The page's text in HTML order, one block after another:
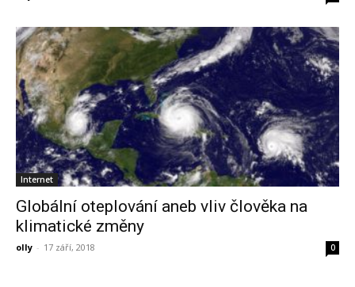
Internet
Globální oteplování aneb vliv člověka na
klimatické změny
olly - 17 září, 2018 0